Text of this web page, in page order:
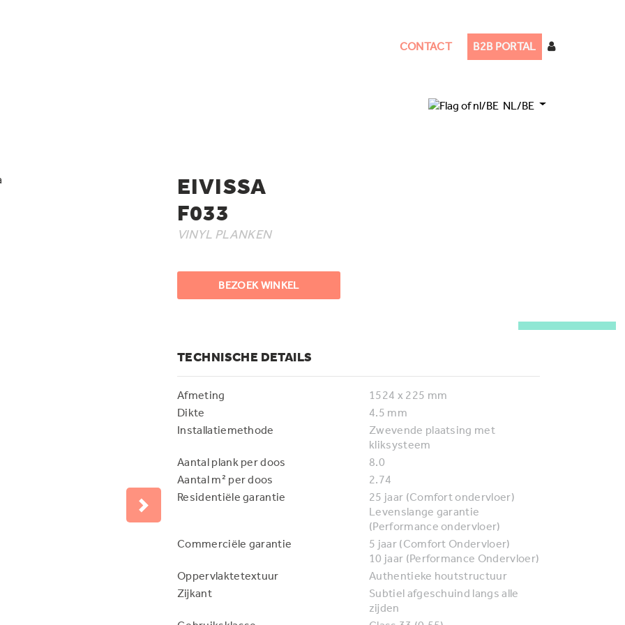
NL/BE
CONTACT B2B PORTAL
Next
EIVISSA
F033
VINYL PLANKEN
BEZOEK WINKEL
TECHNISCHE DETAILS
Afmeting 1524 x 225 mm
Dikte
4.5 mm
Installatiemethode
Zwevende plaatsing met
kliksysteem
Aantal plank per doos
8.0
Aantal m² per doos
2.74
Residentiële garantie
25 jaar (Comfort ondervloer)
Levenslange garantie
(Performance ondervloer)
Commerciële garantie
5 jaar (Comfort Ondervloer)
10 jaar (Performance Ondervloer)
Oppervlaktetextuur
Authentieke houtstructuur
Zijkant
Subtiel afgeschuind langs alle
zijden